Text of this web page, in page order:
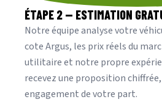
ÉTAPE 2 — ESTIMATION
Notre équipe analyse votre
cote Argus, les prix réels du
utilitaire et notre propre
recevez une proposition
engagement de votre part.